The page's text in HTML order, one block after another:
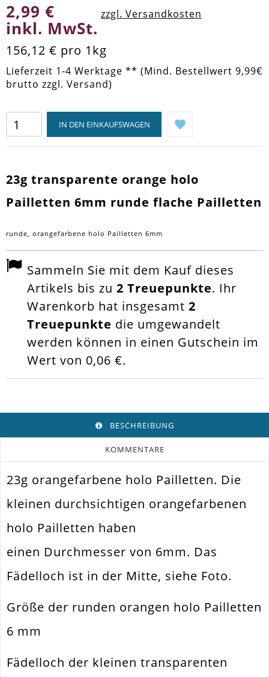
2,99 €
inkl. MwSt.
zzgl. Versandkosten
156,12 € pro 1kg
Lieferzeit 1-4 Werktage ** (Mind. Bestellwert 9,99€
brutto zzgl. Versand)
IN DEN EINKAUFSWAGEN
23g transparente orange holo
Pailletten 6mm runde flache Pailletten
runde, orangefarbene holo Pailletten 6mm
Sammeln Sie mit dem Kauf dieses
Artikels bis zu 2 Treuepunkte. Ihr
Warenkorb hat insgesamt 2
Treuepunkte die umgewandelt
werden können in einen Gutschein im
Wert von 0,06 €.
BESCHREIBUNG
KOMMENTARE
23g orangefarbene holo Pailletten. Die
kleinen durchsichtigen orangefarbenen
holo Pailletten haben
einen Durchmesser von 6mm. Das
Fädelloch ist in der Mitte, siehe Foto.
Größe der runden orangen holo Pailletten
6 mm
Fädelloch der kleinen transparenten